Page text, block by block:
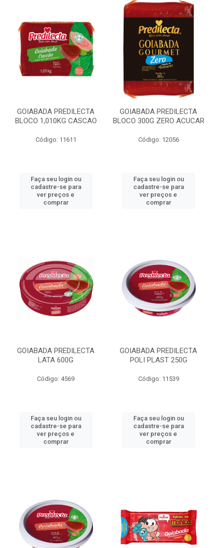
GOIABADA PREDILECTA
BLOCO 1,010KG CASCAO
Código: 11611
Faça seu login ou
cadastre-se para
ver preços e
comprar
GOIABADA PREDILECTA
BLOCO 300G ZERO ACUCAR
Código: 12056
Faça seu login ou
cadastre-se para
ver preços e
comprar
GOIABADA PREDILECTA
LATA 600G
Código: 4569
Faça seu login ou
cadastre-se para
ver preços e
comprar
GOIABADA PREDILECTA
POLI PLAST 250G
Código: 11539
Faça seu login ou
cadastre-se para
ver preços e
comprar